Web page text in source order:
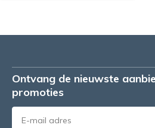
Ontvang de nieuwste
promoties